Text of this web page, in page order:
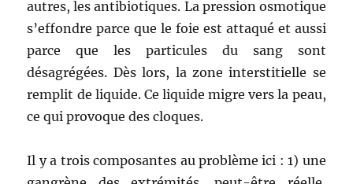
autres, les antibiotiques. La pression osmotique
s’effondre parce que le foie est attaqué et aussi
parce que les particules du sang sont
désagrégées. Dès lors, la zone interstitielle se
remplit de liquide. Ce liquide migre vers la peau,
ce qui provoque des cloques.
Il y a trois composantes au problème ici : 1) une